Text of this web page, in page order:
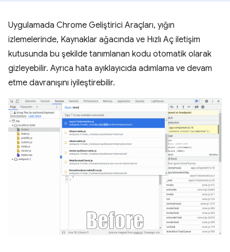
Uygulamada Chrome Geliştirici Araçları, yığın
izlemelerinde, Kaynaklar ağacında ve Hızlı Aç iletişim
kutusunda bu şekilde tanımlanan kodu otomatik olarak
gizleyebilir. Ayrıca hata ayıklayıcıda adımlama ve devam
etme davranışını iyileştirebilir.